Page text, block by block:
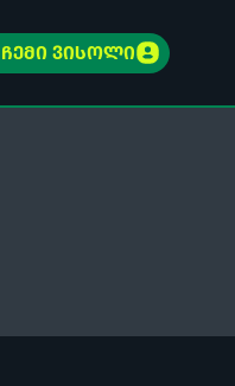
ᲩᲔᲛᲘ ᲕᲘᲡᲝᲚᲘ